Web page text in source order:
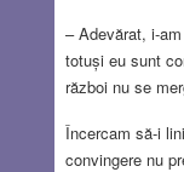
– Adevărat, i-
totuși eu sunt
război nu se
Încercam să-i
convingere nu